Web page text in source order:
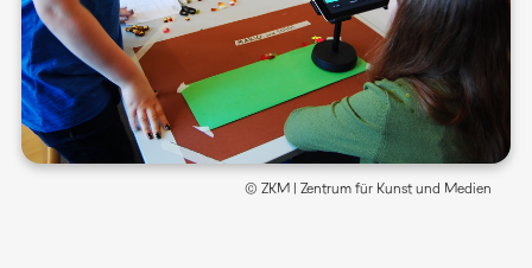
© ZKM | Zentrum für Kunst und Medien